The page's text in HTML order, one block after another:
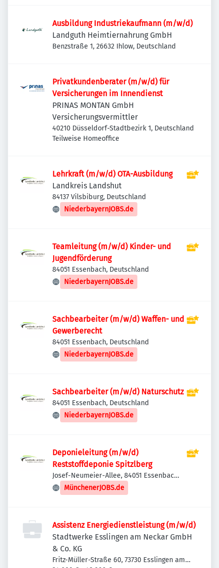
Ausbildung Industriekaufmann (m/w/d)
Landguth Heimtiernahrung GmbH
Benzstraße 1, 26632 Ihlow, Deutschland
Privatkundenberater (m/w/d) für
Versicherungen im Innendienst
PRINAS MONTAN GmbH
Versicherungsvermittler
40210 Düsseldorf-Stadtbezirk 1, Deutschland
Teilweise Homeoffice
Lehrkraft (m/w/d) OTA-Ausbildung
Landkreis Landshut
84137 Vilsbiburg, Deutschland
NiederbayernJOBS.de
Teamleitung (m/w/d) Kinder- und
Jugendförderung
84051 Essenbach, Deutschland
NiederbayernJOBS.de
Sachbearbeiter (m/w/d) Waffen- und
Gewerberecht
84051 Essenbach, Deutschland
NiederbayernJOBS.de
Sachbearbeiter (m/w/d) Naturschutz
84051 Essenbach, Deutschland
NiederbayernJOBS.de
Deponieleitung (m/w/d)
Reststoffdeponie Spitzlberg
Josef-Neumeier-Allee, 84051 Essenbach,
Deutschland
MünchenerJOBS.de
Assistenz Energiedienstleistung (m/w/d)
Stadtwerke Esslingen am Neckar GmbH
& Co. KG
Fritz-Müller-Straße 60, 73730 Esslingen am